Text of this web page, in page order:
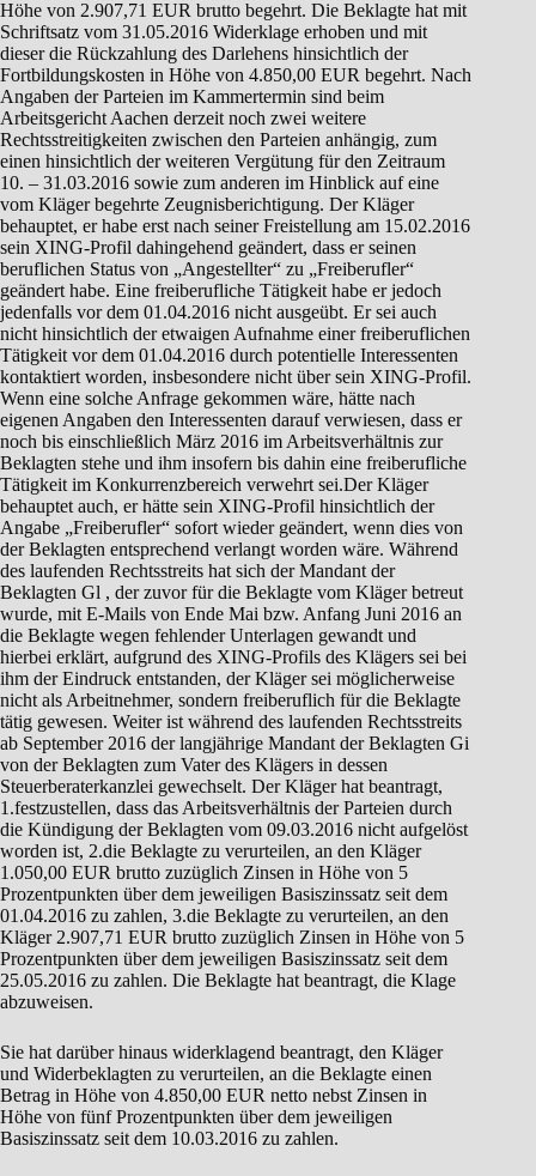
Höhe von 2.907,71 EUR brutto begehrt. Die Beklagte hat mit
Schriftsatz vom 31.05.2016 Widerklage erhoben und mit
dieser die Rückzahlung des Darlehens hinsichtlich der
Fortbildungskosten in Höhe von 4.850,00 EUR begehrt. Nach
Angaben der Parteien im Kammertermin sind beim
Arbeitsgericht Aachen derzeit noch zwei weitere
Rechtsstreitigkeiten zwischen den Parteien anhängig, zum
einen hinsichtlich der weiteren Vergütung für den Zeitraum
10. – 31.03.2016 sowie zum anderen im Hinblick auf eine
vom Kläger begehrte Zeugnisberichtigung. Der Kläger
behauptet, er habe erst nach seiner Freistellung am 15.02.2016
sein XING-Profil dahingehend geändert, dass er seinen
beruflichen Status von „Angestellter“ zu „Freiberufler“
geändert habe. Eine freiberufliche Tätigkeit habe er jedoch
jedenfalls vor dem 01.04.2016 nicht ausgeübt. Er sei auch
nicht hinsichtlich der etwaigen Aufnahme einer freiberuflichen
Tätigkeit vor dem 01.04.2016 durch potentielle Interessenten
kontaktiert worden, insbesondere nicht über sein XING-Profil.
Wenn eine solche Anfrage gekommen wäre, hätte nach
eigenen Angaben den Interessenten darauf verwiesen, dass er
noch bis einschließlich März 2016 im Arbeitsverhältnis zur
Beklagten stehe und ihm insofern bis dahin eine freiberufliche
Tätigkeit im Konkurrenzbereich verwehrt sei.Der Kläger
behauptet auch, er hätte sein XING-Profil hinsichtlich der
Angabe „Freiberufler“ sofort wieder geändert, wenn dies von
der Beklagten entsprechend verlangt worden wäre. Während
des laufenden Rechtsstreits hat sich der Mandant der
Beklagten Gl , der zuvor für die Beklagte vom Kläger betreut
wurde, mit E-Mails von Ende Mai bzw. Anfang Juni 2016 an
die Beklagte wegen fehlender Unterlagen gewandt und
hierbei erklärt, aufgrund des XING-Profils des Klägers sei bei
ihm der Eindruck entstanden, der Kläger sei möglicherweise
nicht als Arbeitnehmer, sondern freiberuflich für die Beklagte
tätig gewesen. Weiter ist während des laufenden Rechtsstreits
ab September 2016 der langjährige Mandant der Beklagten Gi
von der Beklagten zum Vater des Klägers in dessen
Steuerberaterkanzlei gewechselt. Der Kläger hat beantragt,
1.festzustellen, dass das Arbeitsverhältnis der Parteien durch
die Kündigung der Beklagten vom 09.03.2016 nicht aufgelöst
worden ist, 2.die Beklagte zu verurteilen, an den Kläger
1.050,00 EUR brutto zuzüglich Zinsen in Höhe von 5
Prozentpunkten über dem jeweiligen Basiszinssatz seit dem
01.04.2016 zu zahlen, 3.die Beklagte zu verurteilen, an den
Kläger 2.907,71 EUR brutto zuzüglich Zinsen in Höhe von 5
Prozentpunkten über dem jeweiligen Basiszinssatz seit dem
25.05.2016 zu zahlen. Die Beklagte hat beantragt, die Klage
abzuweisen.
Sie hat darüber hinaus widerklagend beantragt, den Kläger
und Widerbeklagten zu verurteilen, an die Beklagte einen
Betrag in Höhe von 4.850,00 EUR netto nebst Zinsen in
Höhe von fünf Prozentpunkten über dem jeweiligen
Basiszinssatz seit dem 10.03.2016 zu zahlen.